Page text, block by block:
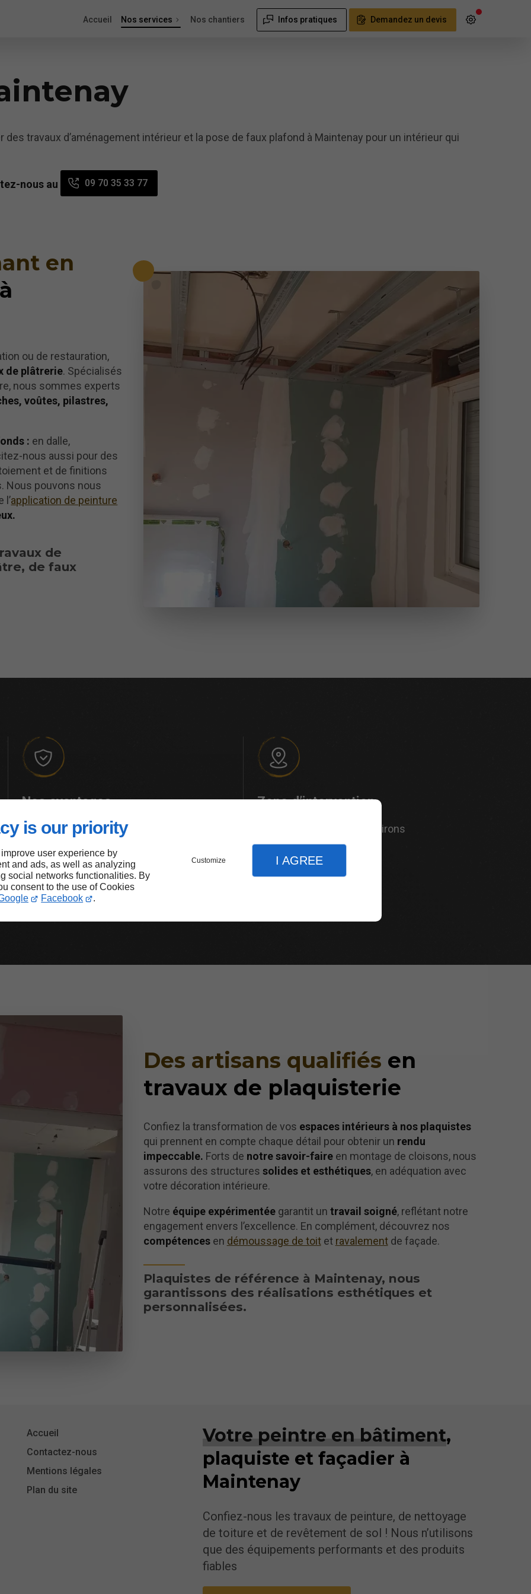
is our priority
user experience by
and ads, as well as analyzing
social networks functionalities. By
consent to the use of Cookies
Facebook .
Customize I AGREE
Accueil Nos services Nos chantiers Infos pratiques Demandez un devis
travaux d’aménagement intérieur et la pose de faux plafond à Maintenay pour un intérieur qui
nous au 09 70 35 33 77
en
ou de restauration,
de plâtrerie. Spécialisés
nous sommes experts
voûtes, pilastres,
: en dalle,
nous aussi pour des
et de finitions
Nous pouvons nous
l’application de peinture
de
de faux
Nos avantages
Savoir-faire
Respect des délais
Réactivité
Zone d’intervention
Maintenay et ses environs
Des artisans qualifiés en
travaux de plaquisterie
Confiez la transformation de vos espaces intérieurs à nos plaquistes
qui prennent en compte chaque détail pour obtenir un rendu
impeccable. Forts de notre savoir-faireen montage de cloisons, nous
assurons des structures solides et esthétiques, en adéquation avec
votre décoration intérieure.
Notre équipe expérimentéegarantit un travail soigné, reflétant notre
engagement envers l’excellence. En complément, découvrez nos
compétencesen démoussage de toitet ravalementde façade.
Plaquistes de référence à Maintenay, nous
garantissons des réalisations esthétiques et
personnalisées.
Accueil
Contactez-nous
Mentions légales
Plan du site
Votre peintre en bâtiment,
plaquiste et façadier à
Maintenay
Confiez-nous les travaux de peinture, de nettoyage
de toiture et de revêtement de sol ! Nous n’utilisons
que des équipements performants et des produits
fiables